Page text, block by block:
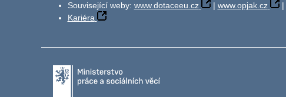
Související weby: www.dotaceeu.cz | www.opjak.cz |
Kariéra